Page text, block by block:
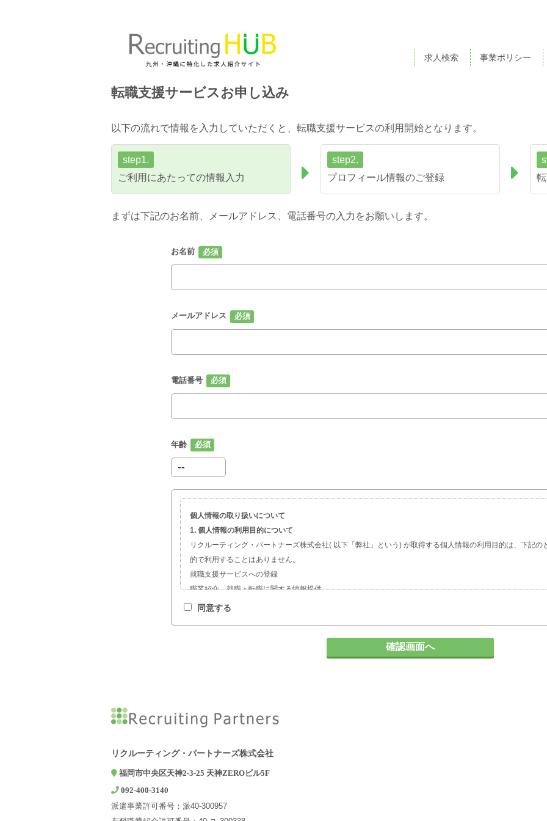
求人検索 事業ポリシー
転職支援サービスお申し込み
以下の流れで情報を入力していただくと、転職支援サービスの利用開始となります。
step1.
ご利用にあたっての情報入力
step2.
プロフィール情報のご登録
まずは下記のお名前、メールアドレス、電話番号の入力をお願いします。
お名前
メールアドレス
電話番号
年齢
個人情報の取り扱いについて
1. 個人情報の利用目的について
リクルーティング・パートナーズ株式会社( 以下「弊社」という) が取得する個人情報の利用目的は、下記の
的で利用することはありません。
就職支援サービスへの登録
職業紹介、就職・転職に関する情報提供
サービスの開発および求人企業の人材採用計画やマーケティング活動
弊社は、ご本人の同意がある場合、個人情報の保護に関する法律及びJISQ：15001などの法令等で認められ
4. 個人情報の開示等の請求について
求に応じております。上記事項を請求される場合は、当社「個人情報窓口」までお知らせください。
個人情報の弊社への提供は、ご本人の任意ですが、弊社に必要な情報が提供されない場合、【個人情報の利
6. 個人情報に関するお問い合せ先
同意する
リクルーティング・パートナーズ株式会社
福岡市中央区天神2-3-25 天神ZEROビル5F
092-400-3140
派遣事業許可番号：派40-300957